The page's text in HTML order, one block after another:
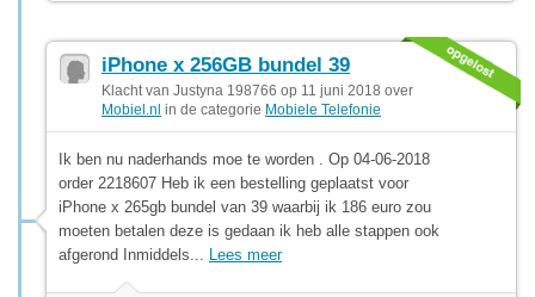
iPhone x 256GB bundel 39
Klacht van Justyna 198766 op 11 juni 2018 over
Mobiel.nl in de categorie Mobiele Telefonie
Ik ben nu naderhands moe te worden . Op 04-06-2018
order 2218607 Heb ik een bestelling geplaatst voor
iPhone x 265gb bundel van 39 waarbij ik 186 euro zou
moeten betalen deze is gedaan ik heb alle stappen ook
afgerond Inmiddels... Lees meer